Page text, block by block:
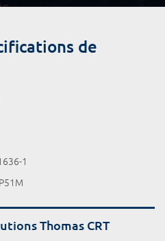
de
1
Thomas CRT